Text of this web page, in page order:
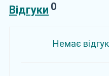
Відгуки 0
Немає